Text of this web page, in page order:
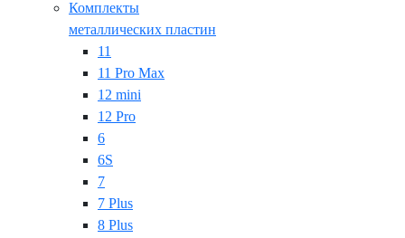
Комплекты
металлических пластин
11
11 Pro Max
12 mini
12 Pro
6
6S
7
7 Plus
8 Plus